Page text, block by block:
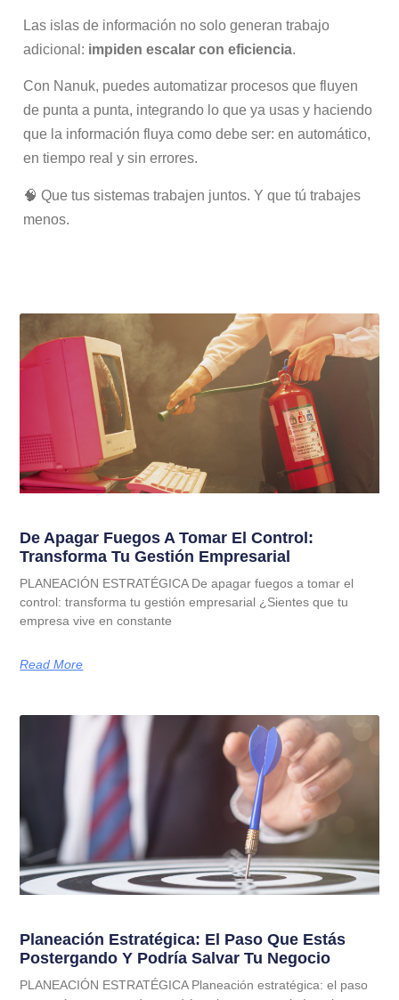
Las islas de información no solo generan trabajo
adicional: impiden escalar con eficiencia.
Con Nanuk, puedes automatizar procesos que fluyen
de punta a punta, integrando lo que ya usas y haciendo
que la información fluya como debe ser: en automático,
en tiempo real y sin errores.
🧠 Que tus sistemas trabajen juntos. Y que tú trabajes
menos.
De Apagar Fuegos A Tomar El Control:
Transforma Tu Gestión Empresarial
PLANEACIÓN ESTRATÉGICA De apagar fuegos a tomar el
control: transforma tu gestión empresarial ¿Sientes que tu
empresa vive en constante
Read More
Planeación Estratégica: El Paso Que Estás
Postergando Y Podría Salvar Tu Negocio
PLANEACIÓN ESTRATÉGICA Planeación estratégica: el paso